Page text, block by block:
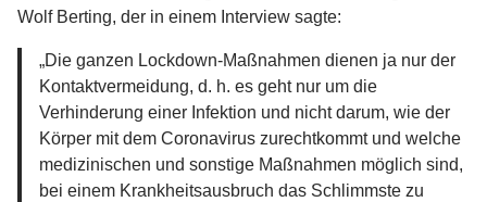
Wolf Berting, der in einem Interview sagte:
„Die ganzen Lockdown-Maßnahmen dienen ja nur der
Kontaktvermeidung, d. h. es geht nur um die
Verhinderung einer Infektion und nicht darum, wie der
Körper mit dem Coronavirus zurechtkommt und welche
medizinischen und sonstige Maßnahmen möglich sind,
bei einem Krankheitsausbruch das Schlimmste zu